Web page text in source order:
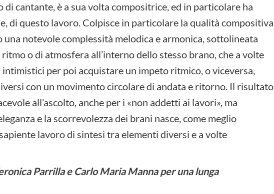
cantante, è a sua volta compositrice, ed in particolare ha
di questo lavoro. Colpisce in particolare la qualità compositiva
notevole complessità melodica e armonica, sottolineata
o di atmosfera all’interno dello stesso brano, che a volte
per poi acquistare un impeto ritmico, o viceversa,
con un movimento circolare di andata e ritorno. Il risultato
all’ascolto, anche per i «non addetti ai lavori», ma
e la scorrevolezza dei brani nasce, come meglio
lavoro di sintesi tra elementi diversi e a volte
Parrilla e Carlo Maria Manna per una lunga